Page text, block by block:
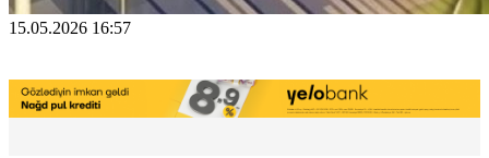
15.05.2026 16:57